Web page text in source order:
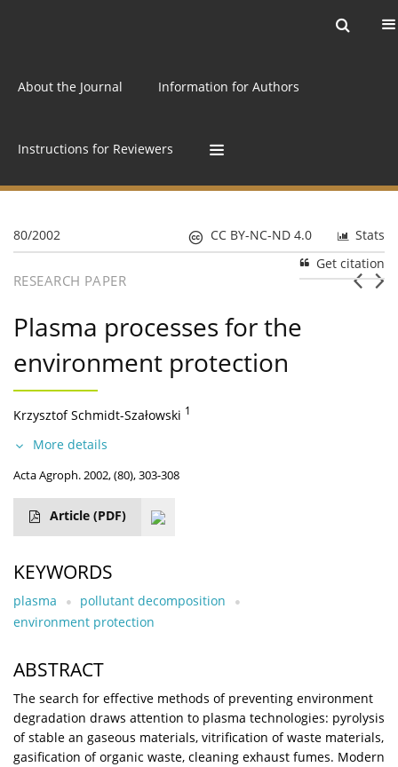
About the Journal Information for Authors
Instructions for Reviewers
80/2002 Stats
CC BY-NC-ND 4.0
Get citation
RESEARCH PAPER
Plasma processes for the
environment protection
Krzysztof Schmidt-Szałowski 1
More details
Acta Agroph. 2002, (80), 303-308
Article (PDF)
KEYWORDS
plasma
pollutant decomposition
environment protection
ABSTRACT
The search for effective methods of preventing environment
degradation draws attention to plasma technologies: pyrolysis
of stable an gaseous materials, vitrification of waste materials,
gasification of organic waste, cleaning exhaust fumes. Modern